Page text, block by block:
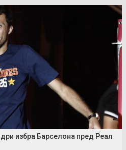
избра Барселона пред Реал